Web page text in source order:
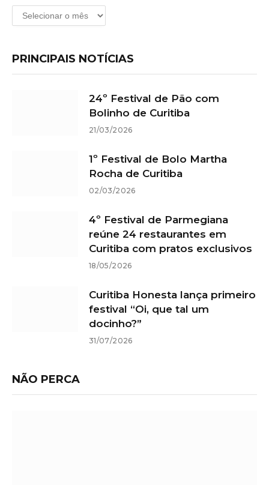
Arquivos
PRINCIPAIS NOTÍCIAS
24º Festival de Pão com
Bolinho de Curitiba
21/03/2026
1º Festival de Bolo Martha
Rocha de Curitiba
02/03/2026
4º Festival de Parmegiana
reúne 24 restaurantes em
Curitiba com pratos exclusivos
18/05/2026
Curitiba Honesta lança primeiro
festival “Oi, que tal um
docinho?”
31/07/2026
NÃO PERCA